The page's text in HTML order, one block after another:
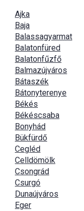
Ajka
Baja
Balassagyarmat
Balatonfüred
Balatonfűzfő
Balmazújváros
Bátaszék
Bátonyterenye
Békés
Békéscsaba
Bonyhád
Bükfürdő
Cegléd
Celldömölk
Csongrád
Csurgó
Dunaújváros
Eger